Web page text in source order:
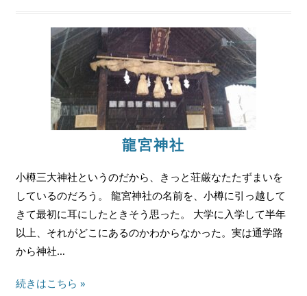
龍宮神社
小樽三大神社というのだから、きっと荘厳なたたずまいを
しているのだろう。 龍宮神社の名前を、小樽に引っ越して
きて最初に耳にしたときそう思った。 大学に入学して半年
以上、それがどこにあるのかわからなかった。実は通学路
から神社…
続きはこちら »